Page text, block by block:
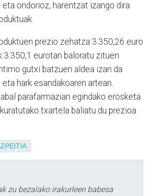
eta ondorioz, harentzat izango dira
prezio zehatza 3.350,26 euro
3.350,1 eurotan baloratu zituen
gutxi batzuen aldea izan da
hark esandakoaren artean.
parafarmazian egindako erosketa
txartela baliatu du prezioa
zu bezalako irakurleen babesa